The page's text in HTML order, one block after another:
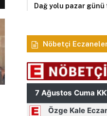
Dağ yolu pazar
Nöbetçi